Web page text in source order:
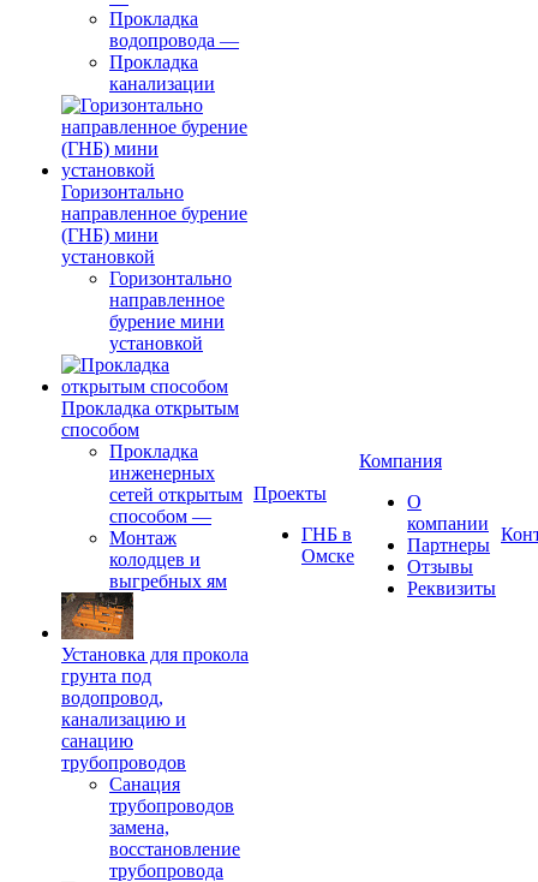
Прокладка
водопровода —
Прокладка
канализации
Горизонтально
направленное бурение
(ГНБ) мини
установкой
Горизонтально
направленное
бурение мини
установкой
Прокладка открытым
способом
Прокладка
инженерных
сетей открытым
способом —
Монтаж
колодцев и
выгребных ям
Установка для прокола
грунта под
водопровод,
канализацию и
санацию
трубопроводов
Санация
трубопроводов
замена,
восстановление
трубопровода
Проекты
ГНБ в
Омске
Компания
О
компании
Партнеры
Отзывы
Реквизиты